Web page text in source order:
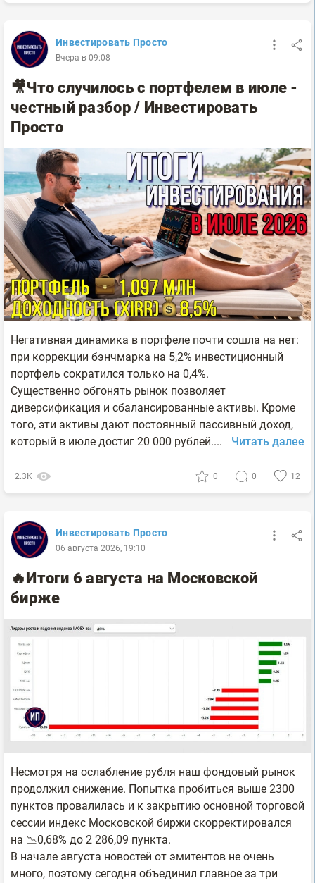
Инвестировать Просто
Вчера в 09:08
🎥Что случилось с портфелем в июле -
честный разбор / Инвестировать
Просто
Негативная динамика в портфеле почти сошла на нет:
при коррекции бэнчмарка на 5,2% инвестиционный
портфель сократился только на 0,4%.
Существенно обгонять рынок позволяет
диверсификация и сбалансированные активы. Кроме
того, эти активы дают постоянный пассивный доход,
который в июле достиг 20 000 рублей....
Читать далее
2.3К 0 0 12
Инвестировать Просто
06 августа 2026, 19:10
🔥Итоги 6 августа на Московской
бирже
Несмотря на ослабление рубля наш фондовый рынок
продолжил снижение. Попытка пробиться выше 2300
пунктов провалилась и к закрытию основной торговой
сессии индекс Московской биржи скорректировался
на 📉0,68% до 2 286,09 пункта.
В начале августа новостей от эмитентов не очень
много, поэтому сегодня объединил главное за три